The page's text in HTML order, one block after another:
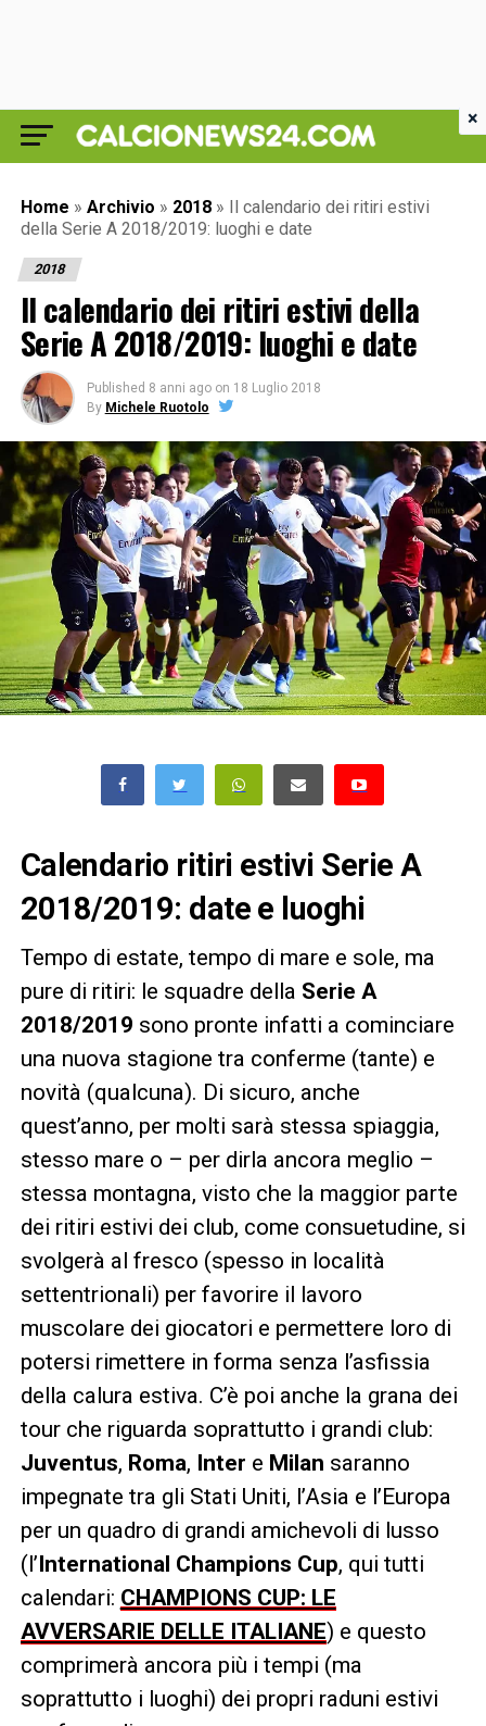
Home » Archivio » 2018 » Il calendario dei ritiri estivi
della Serie A 2018/2019: luoghi e date
2018
Il calendario dei ritiri estivi della
Serie A 2018/2019: luoghi e date
Published 8 anni ago on 18 Luglio 2018
By Michele Ruotolo
Calendario ritiri estivi Serie A
2018/2019: date e luoghi
Tempo di estate, tempo di mare e sole, ma
pure di ritiri: le squadre della Serie A
2018/2019 sono pronte infatti a cominciare
una nuova stagione tra conferme (tante) e
novità (qualcuna). Di sicuro, anche
quest’anno, per molti sarà stessa spiaggia,
stesso mare o – per dirla ancora meglio –
stessa montagna, visto che la maggior parte
dei ritiri estivi dei club, come consuetudine, si
svolgerà al fresco (spesso in località
settentrionali) per favorire il lavoro
muscolare dei giocatori e permettere loro di
potersi rimettere in forma senza l’asfissia
della calura estiva. C’è poi anche la grana dei
tour che riguarda soprattutto i grandi club:
Juventus, Roma, Inter e Milan saranno
impegnate tra gli Stati Uniti, l’Asia e l’Europa
per un quadro di grandi amichevoli di lusso
(l’ International Champions Cup, qui tutti
calendari: CHAMPIONS CUP: LE
AVVERSARIE DELLE ITALIANE) e questo
comprimerà ancora più i tempi (ma
soprattutto i luoghi) dei propri raduni estivi
×